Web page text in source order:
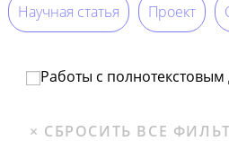
Научная статья Проект
Работы с полнотекстовым